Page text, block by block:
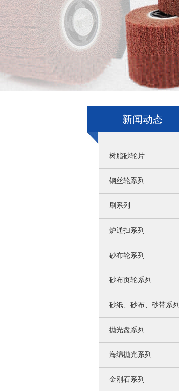
新闻动态
树脂砂轮片
钢丝轮系列
刷系列
炉通扫系列
砂布轮系列
砂布页轮系列
砂纸、砂布、砂带系列
抛光盘系列
海绵抛光系列
金刚石系列